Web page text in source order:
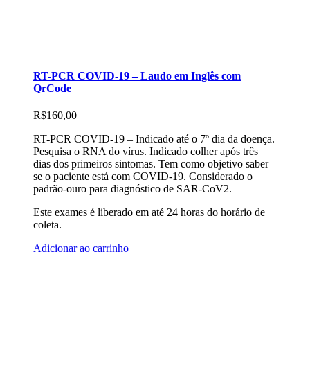
RT-PCR COVID-19 – Laudo em Inglês com
QrCode
R$160,00
RT-PCR COVID-19 – Indicado até o 7º dia da doença.
Pesquisa o RNA do vírus. Indicado colher após três
dias dos primeiros sintomas. Tem como objetivo saber
se o paciente está com COVID-19. Considerado o
padrão-ouro para diagnóstico de SAR-CoV2.
Este exames é liberado em até 24 horas do horário de
coleta.
Adicionar ao carrinho